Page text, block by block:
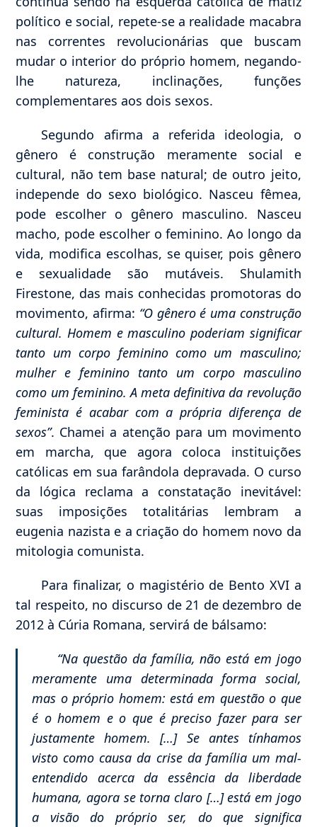
político e social, repete-se a realidade macabra
nas correntes revolucionárias que buscam
mudar o interior do próprio homem, negando-
lhe natureza, inclinações, funções
complementares aos dois sexos.
Segundo afirma a referida ideologia, o
gênero é construção meramente social e
cultural, não tem base natural; de outro jeito,
independe do sexo biológico. Nasceu fêmea,
pode escolher o gênero masculino. Nasceu
macho, pode escolher o feminino. Ao longo da
vida, modifica escolhas, se quiser, pois gênero
e sexualidade são mutáveis. Shulamith
Firestone, das mais conhecidas promotoras do
movimento, afirma: “O gênero é uma construção
cultural. Homem e masculino poderiam significar
tanto um corpo feminino como um masculino;
mulher e feminino tanto um corpo masculino
como um feminino. A meta definitiva da revolução
feminista é acabar com a própria diferença de
sexos”. Chamei a atenção para um movimento
em marcha, que agora coloca instituições
católicas em sua farândola depravada. O curso
da lógica reclama a constatação inevitável:
suas imposições totalitárias lembram a
eugenia nazista e a criação do homem novo da
mitologia comunista.
Para finalizar, o magistério de Bento XVI a
tal respeito, no discurso de 21 de dezembro de
2012 à Cúria Romana, servirá de bálsamo:
“Na questão da família, não está em jogo
meramente uma determinada forma social,
mas o próprio homem: está em questão o que
é o homem e o que é preciso fazer para ser
justamente homem. […] Se antes tínhamos
visto como causa da crise da família um mal-
entendido acerca da essência da liberdade
humana, agora se torna claro […] está em jogo
a visão do próprio ser, do que significa